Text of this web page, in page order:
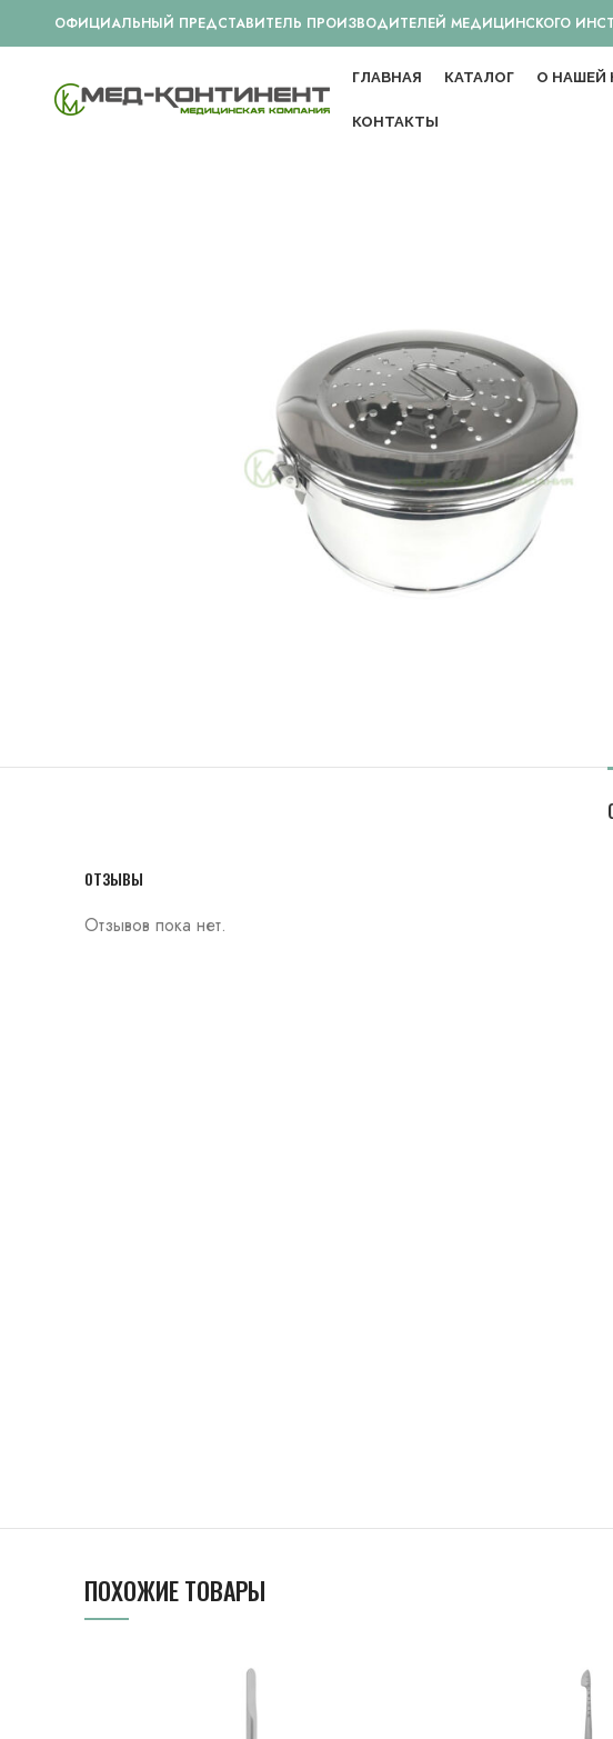
ОФИЦИАЛЬНЫЙ ПРЕДСТАВИТЕЛЬ ПРОИЗВОДИТЕЛЕЙ МЕДИЦИНСКОГО
ГЛАВНАЯ КАТАЛОГ О НАШЕЙ
КОНТАКТЫ
ОТЗЫВЫ
Отзывов пока нет.
ПОХОЖИЕ ТОВАРЫ